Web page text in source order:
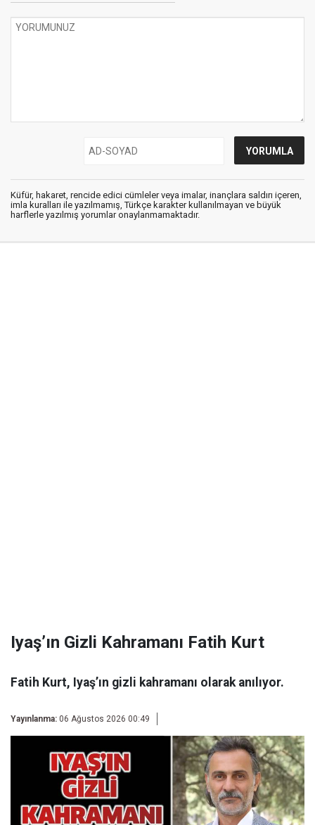
Küfür, hakaret, rencide edici cümleler veya imalar, inançlara saldırı içeren,
imla kuralları ile yazılmamış, Türkçe karakter kullanılmayan ve büyük
harflerle yazılmış yorumlar onaylanmamaktadır.
Iyaş’ın Gizli Kahramanı Fatih Kurt
Fatih Kurt, Iyaş’ın gizli kahramanı olarak anılıyor.
Yayınlanma: 06 Ağustos 2026 00:49